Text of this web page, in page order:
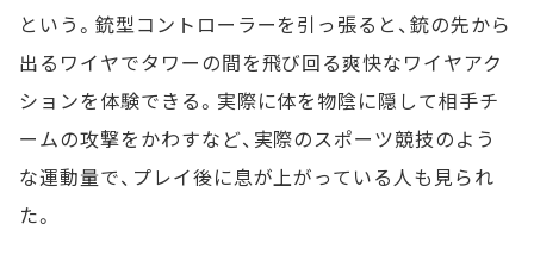
という。銃型コントローラーを引っ張ると、銃の先から
出るワイヤでタワーの間を飛び回る爽快なワイヤアク
ションを体験できる。実際に体を物陰に隠して相手チ
ームの攻撃をかわすなど、実際のスポーツ競技のよう
な運動量で、プレイ後に息が上がっている人も見られ
た。